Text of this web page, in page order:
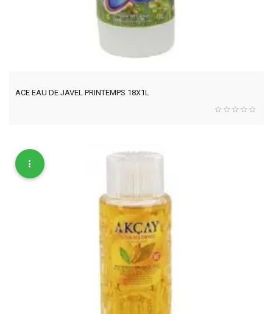
ACE EAU DE JAVEL PRINTEMPS 18X1L